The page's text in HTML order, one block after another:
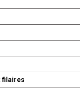
filaires